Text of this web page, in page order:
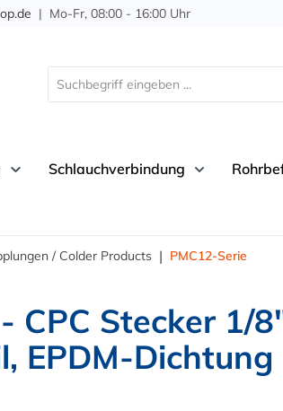
| Mo-Fr, 08:00 - 16:00 Uhr
Schlauchverbindung
/ Colder Products | PMC12-Serie
CPC Stecker 1/
EPDM-Dichtung